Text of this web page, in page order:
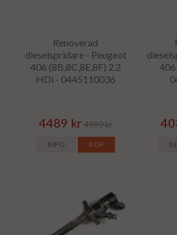
Renoverad
dieselspridare - Peugeot
406 (8B,8C,8E,8F) 2.2
HDi - 0445110036
4489 kr 4990 kr
INFO KÖP